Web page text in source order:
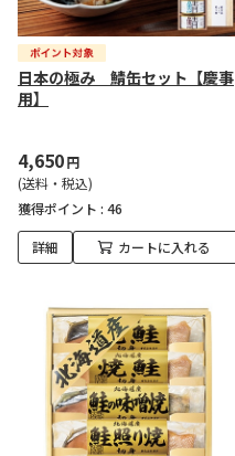
日本の極み 鯖缶セット【慶事
用】
4,650円
(送料・税込)
獲得ポイント : 46
詳細 カートに入れる